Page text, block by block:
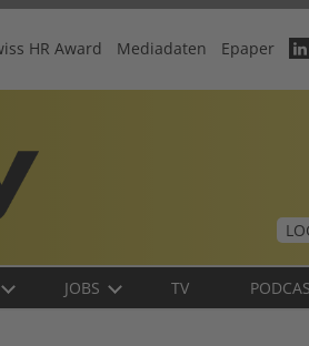
HR Award Mediadaten Epaper
JOBS TV